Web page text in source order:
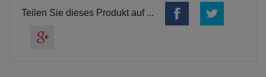
Teilen Sie dieses Produkt auf ...